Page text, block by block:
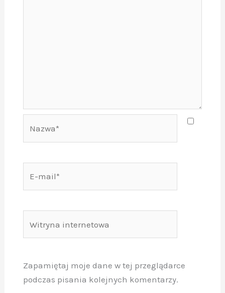
internetowa
Zapamiętaj moje dane w tej przeglądarce
podczas pisania kolejnych komentarzy.